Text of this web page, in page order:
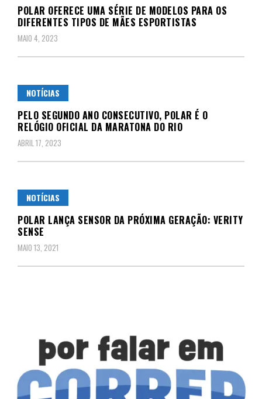
POLAR OFERECE UMA SÉRIE DE MODELOS PARA OS
DIFERENTES TIPOS DE MÃES ESPORTISTAS
MAIO 4, 2023
NOTÍCIAS
PELO SEGUNDO ANO CONSECUTIVO, POLAR É O
RELÓGIO OFICIAL DA MARATONA DO RIO
ABRIL 17, 2023
NOTÍCIAS
POLAR LANÇA SENSOR DA PRÓXIMA GERAÇÃO: VERITY
SENSE
MAIO 13, 2021